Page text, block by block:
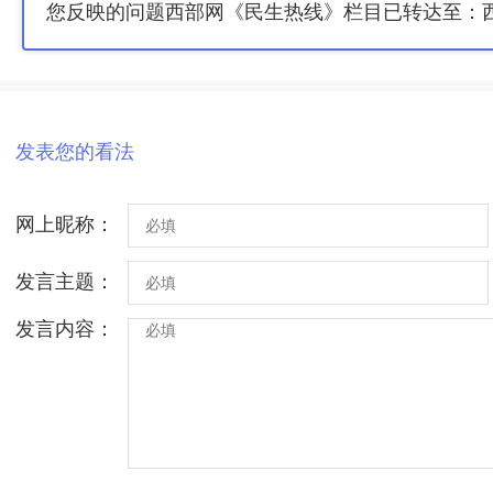
您反映的问题西部网《民生热线》栏目已转达至：
发表您的看法
网上昵称：
发言主题：
发言内容：